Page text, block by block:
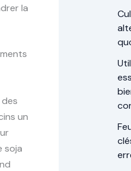
la
un
soja